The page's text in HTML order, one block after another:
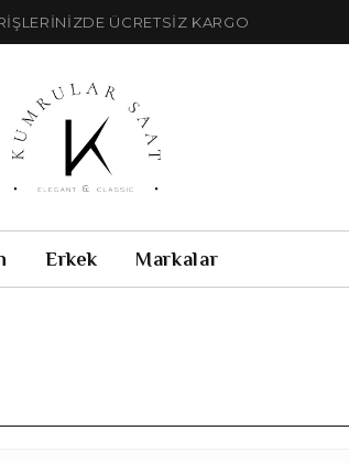
ÜCRETSİZ KARGO
Erkek Markalar